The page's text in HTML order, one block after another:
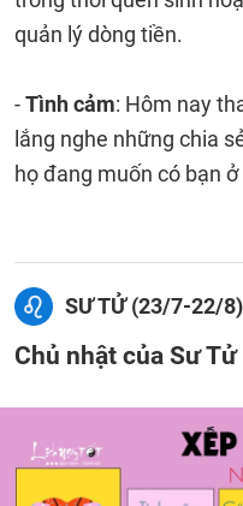
quản lý dòng tiền.
-Tình cảm: Hôm nay
lắng nghe những chia
họ đang muốn có bạn
SƯ TỬ (23/7-22/8)
Chủ nhật của Sư